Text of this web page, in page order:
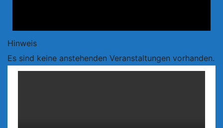
Hinweis
Es sind keine anstehenden Veranstaltungen vorhanden.